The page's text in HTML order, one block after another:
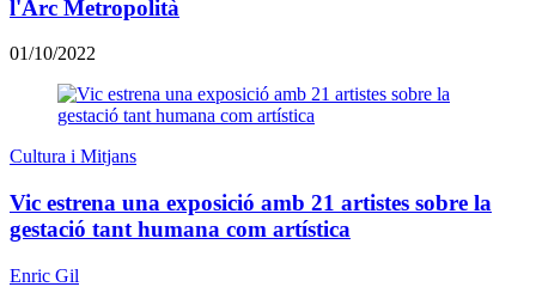
l'Arc Metropolità
01/10/2022
Cultura i Mitjans
Vic estrena una exposició amb 21 artistes sobre la
gestació tant humana com artística
Enric Gil